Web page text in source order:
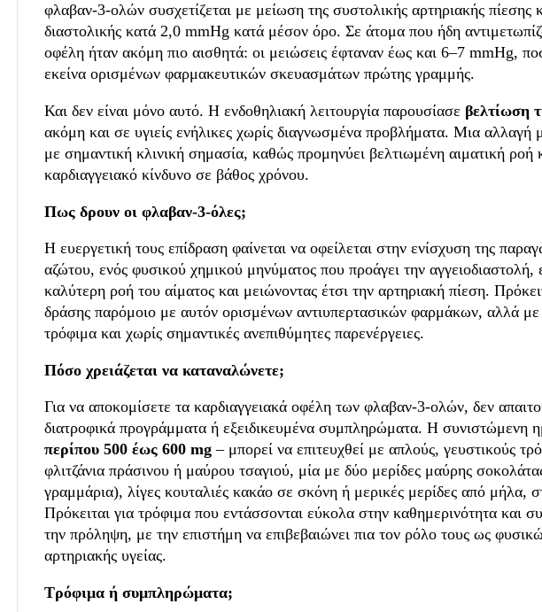
φλαβαν-3-ολών συσχετίζεται με μείωση της συστολικής αρτηριακής πίεσης
διαστολικής κατά 2,0 mmHg κατά μέσον όρο. Σε άτομα που ήδη
οφέλη ήταν ακόμη πιο αισθητά: οι μειώσεις έφταναν έως και 6–7 mmHg,
εκείνα ορισμένων φαρμακευτικών σκευασμάτων πρώτης γραμμής.
Και δεν είναι μόνο αυτό. Η ενδοθηλιακή λειτουργία παρουσίασε βελτίωση
ακόμη και σε υγιείς ενήλικες χωρίς διαγνωσμένα προβλήματα. Μια αλλαγή
με σημαντική κλινική σημασία, καθώς προμηνύει βελτιωμένη αιματική ροή
καρδιαγγειακό κίνδυνο σε βάθος χρόνου.
Πως δρουν οι φλαβαν-3-όλες;
Η ευεργετική τους επίδραση φαίνεται να οφείλεται στην ενίσχυση της
αζώτου, ενός φυσικού χημικού μηνύματος που προάγει την αγγειοδιαστολή,
καλύτερη ροή του αίματος και μειώνοντας έτσι την αρτηριακή πίεση.
δράσης παρόμοιο με αυτόν ορισμένων αντιυπερτασικών φαρμάκων, αλλά
τρόφιμα και χωρίς σημαντικές ανεπιθύμητες παρενέργειες.
Πόσο χρειάζεται να καταναλώνετε;
Για να αποκομίσετε τα καρδιαγγειακά οφέλη των φλαβαν-3-ολών, δεν
διατροφικά προγράμματα ή εξειδικευμένα συμπληρώματα. Η συνιστώμενη
περίπου 500 έως 600 mg – μπορεί να επιτευχθεί με απλούς, γευστικούς
φλιτζάνια πράσινου ή μαύρου τσαγιού, μία με δύο μερίδες μαύρης
γραμμάρια), λίγες κουταλιές κακάο σε σκόνη ή μερικές μερίδες από μήλα,
Πρόκειται για τρόφιμα που εντάσσονται εύκολα στην καθημερινότητα και
την πρόληψη, με την επιστήμη να επιβεβαιώνει πια τον ρόλο τους ως
αρτηριακής υγείας.
Τρόφιμα ή συμπληρώματα;